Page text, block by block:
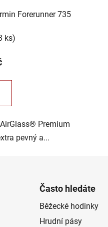
Forerunner 735
ks)
Premium
pevný a...
Často hledáte
Běžecké hodinky
Hrudní pásy